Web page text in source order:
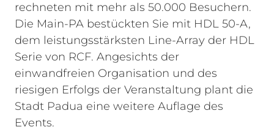
rechneten mit mehr als 50.000 Besuchern.
Die Main-PA bestückten Sie mit HDL 50-A,
dem leistungsstärksten Line-Array der HDL
Serie von RCF. Angesichts der
einwandfreien Organisation und des
riesigen Erfolgs der Veranstaltung plant die
Stadt Padua eine weitere Auflage des
Events.